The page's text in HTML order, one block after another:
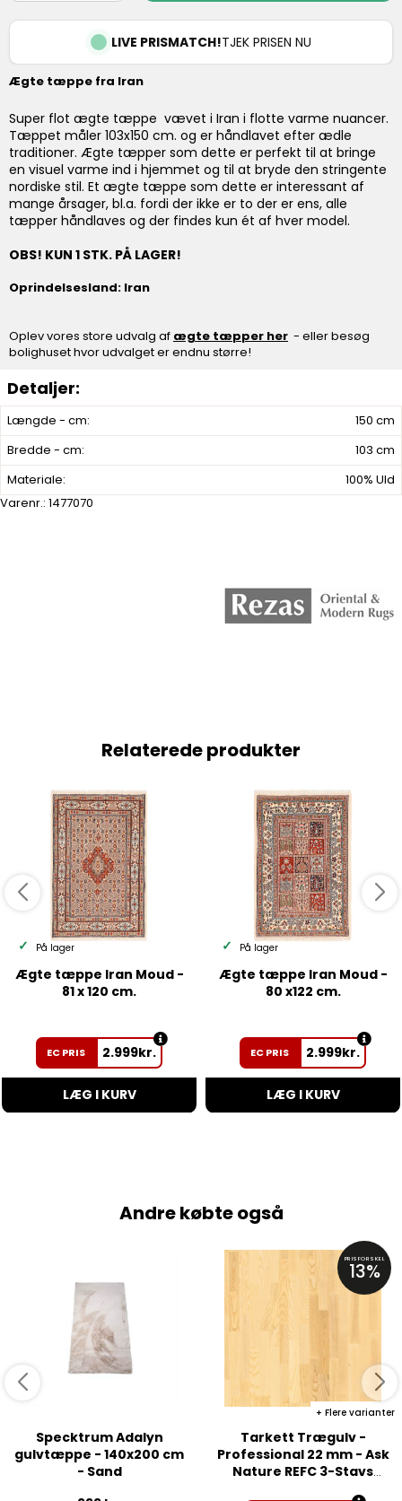
Længde - cm:
150 cm
Bredde - cm:
103 cm
Materiale:
100% Uld
Varenr.: 1477070
LIVE PRISMATCH!TJEK PRISEN NU
Ægte tæppe fra Iran
Super flot ægte tæppe vævet i Iran i flotte varme nuancer.
Tæppet måler 103x150 cm. og er håndlavet efter ædle
traditioner. Ægte tæpper som dette er perfekt til at bringe
en visuel varme ind i hjemmet og til at bryde den stringente
nordiske stil. Et ægte tæppe som dette er interessant af
mange årsager, bl.a. fordi der ikke er to der er ens, alle
tæpper håndlaves og der findes kun ét af hver model.
OBS! KUN 1 STK. PÅ LAGER!
Oprindelsesland: Iran
Oplev vores store udvalg af ægte tæpper her - eller besøg
bolighuset hvor udvalget er endnu større!
Relaterede produkter
På lager
Ægte tæppe Iran Moud -
81 x 120 cm.
EC PRIS 2.999kr.
LÆG I KURV
På lager
Ægte tæppe Iran Moud -
80 x122 cm.
EC PRIS 2.999kr.
LÆG I KURV
Andre købte også
Specktrum Adalyn
gulvtæppe - 140x200 cm
- Sand
PRISFORSKEL
13%
Flere varianter
Tarkett Trægulv -
Professional 22 mm - Ask
Nature REFC 3-Stavs